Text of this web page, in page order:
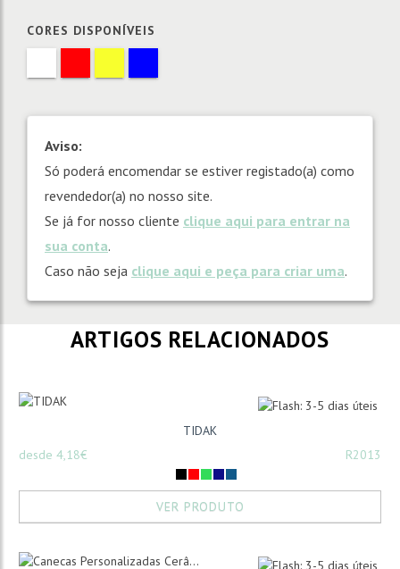
CORES DISPONÍVEIS
Aviso:
Só poderá encomendar se estiver registado(a) como
revendedor(a) no nosso site.
Se já for nosso cliente clique aqui para entrar na
sua conta.
Caso não seja clique aqui e peça para criar uma.
ARTIGOS RELACIONADOS
TIDAK
desde 4,18€
R2013
VER PRODUTO